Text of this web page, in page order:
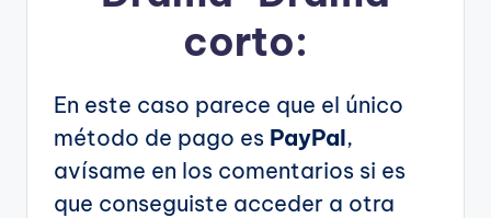
corto:
En este caso parece que el único
método de pago es PayPal,
avísame en los comentarios si es
que conseguiste acceder a otra